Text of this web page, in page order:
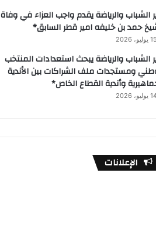
الشباب والرياضة يقدم واجب العزاء في وفاة
حمد بن خليفه امير قطر السابق*
15 يوليو، 2026
الشباب والرياضة يبحث استعدادات المنتخب
ومستجدات ملف الشراكات بين الأندية
وأندية القطاع الخاص*
2026
الإعلانات